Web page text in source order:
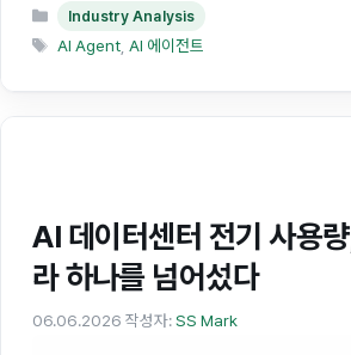
카Industry Analysis
태
AI Agent, AI 에이전트
AI 데이터센터 전기 사용
라 하나를 넘어섰다
06.06.2026 작성자:SS Mark